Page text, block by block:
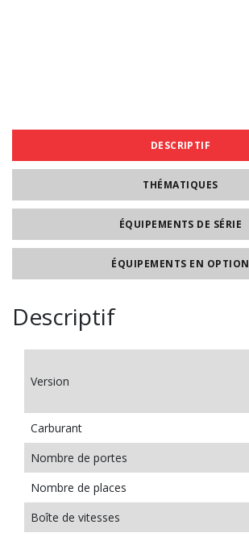
DESCRIPTIF
THÉMATIQUES
ÉQUIPEMENTS DE SÉRIE
ÉQUIPEMENTS EN OPTION
Descriptif
Version
Carburant
Nombre de portes
Nombre de places
Boîte de vitesses